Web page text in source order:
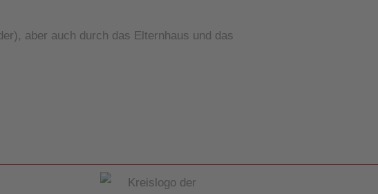
aber auch durch das Elternhaus und das